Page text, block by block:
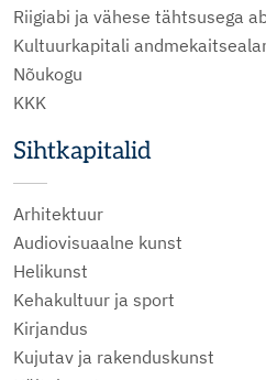
Riigiabi ja vähese tähtsusega
Kultuurkapitali
Nõukogu
KKK
Sihtkapitalid
Arhitektuur
Audiovisuaalne kunst
Helikunst
Kehakultuur ja sport
Kirjandus
Kujutav ja rakenduskunst